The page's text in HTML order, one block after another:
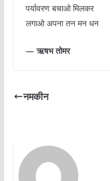
पर्यावरण बचाओ मिलकर
लगाओ अपना तन मन धन
— ऋषभ तोमर
नमकीन